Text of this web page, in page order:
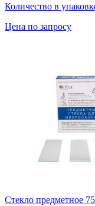
Количество в
Цена по запросу
Стекло предметное